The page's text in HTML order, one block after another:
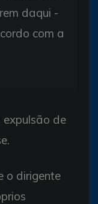
daqui -
com a
de
o dirigente